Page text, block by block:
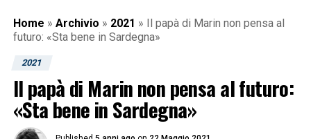
Home » Archivio » 2021 » Il papà di Marin non pensa al
futuro: «Sta bene in Sardegna»
2021
Il papà di Marin non pensa al futuro:
«Sta bene in Sardegna»